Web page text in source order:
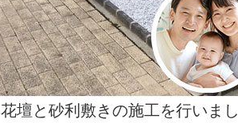
花壇と砂利敷きの施工を行いまし